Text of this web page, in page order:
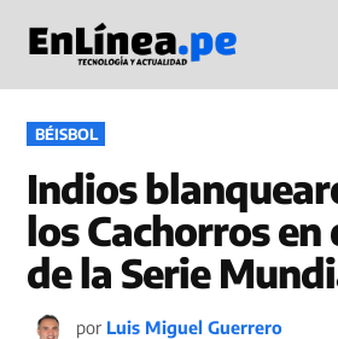
contenido
en
PUBLICADO
EN
BÉISBOL
Indios
los Cachorros en
de la Serie
por Luis Miguel Guerrero